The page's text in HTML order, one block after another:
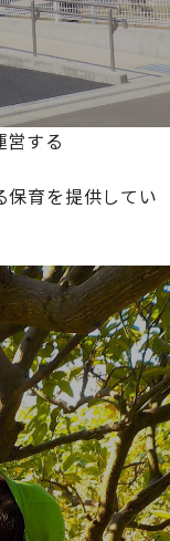
営する
保育を提供してい